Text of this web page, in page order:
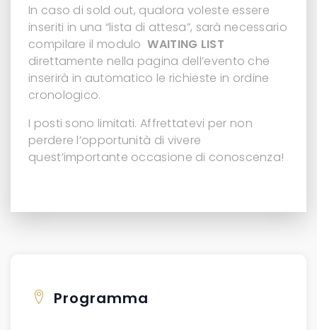
In caso di sold out, qualora voleste essere
inseriti in una “lista di attesa”, sarà necessario
compilare il moduloWAITING LIST
direttamente nella pagina dell’evento che
inserirà in automatico le richieste in ordine
cronologico.
I posti sono limitati. Affrettatevi per non
perdere l’opportunità di vivere
quest’importante occasione di conoscenza!
Programma